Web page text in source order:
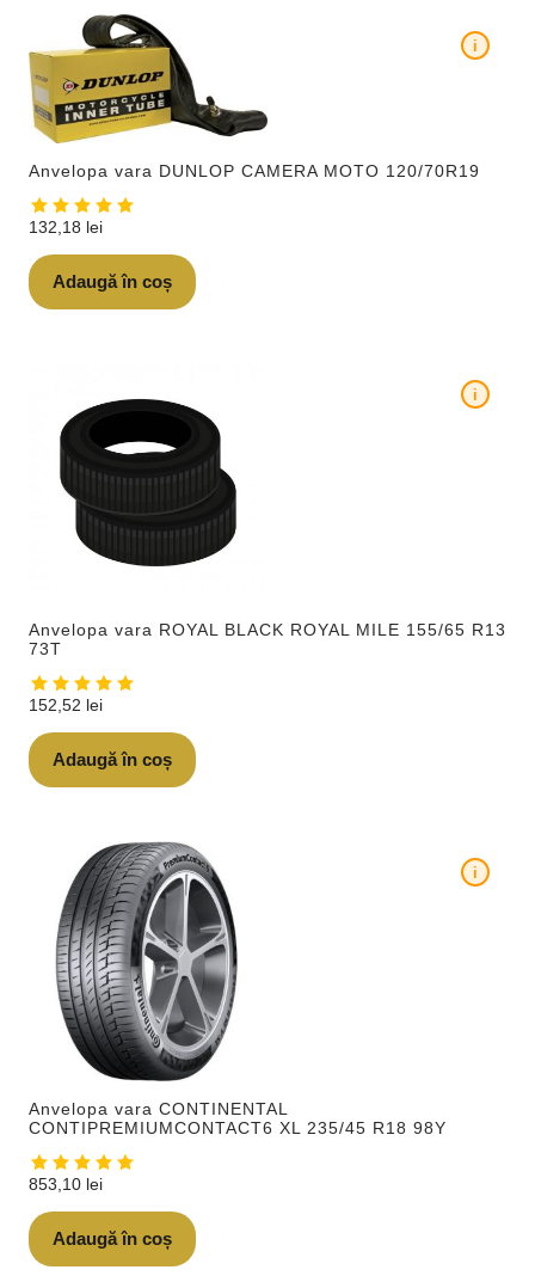
Anvelopa vara DUNLOP CAMERA MOTO 120/70R19
i
132,18 lei
Adaugă în coș
Anvelopa vara ROYAL BLACK ROYAL MILE 155/65 R13
73T
i
152,52 lei
Adaugă în coș
Anvelopa vara CONTINENTAL
CONTIPREMIUMCONTACT6 XL 235/45 R18 98Y
i
853,10 lei
Adaugă în coș